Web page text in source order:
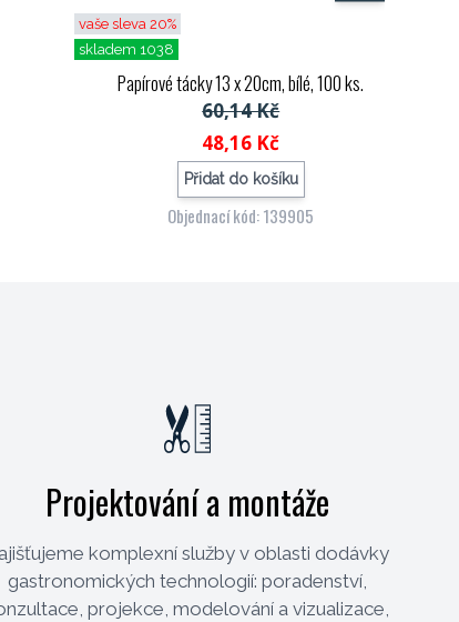
vaše sleva 20%
skladem 1038
Papírové tácky 13 x 20cm, bílé, 100 ks.
60,14 Kč
48,16 Kč
Přidat do košíku
Objednací kód: 139905
Projektování a montáže
komplexní služby v oblasti dodávky
gastronomických technologií: poradenství,
projekce, modelování a vizualizace,